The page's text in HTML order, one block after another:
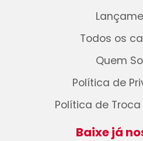
Todos os
Quem
Política de
Política de
Baixe já